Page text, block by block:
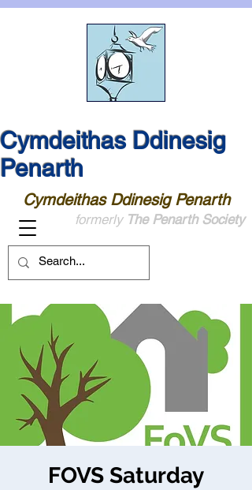
Cymdeithas Ddinesig
Penarth
Cymdeithas Ddinesig Penarth
formerly The Penarth Society
FOVS Saturday